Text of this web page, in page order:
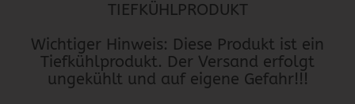
TIEFKÜHLPRODUKT
Wichtiger Hinweis: Diese Produkt ist ein
Tiefkühlprodukt. Der Versand erfolgt
ungekühlt und auf eigene Gefahr!!!